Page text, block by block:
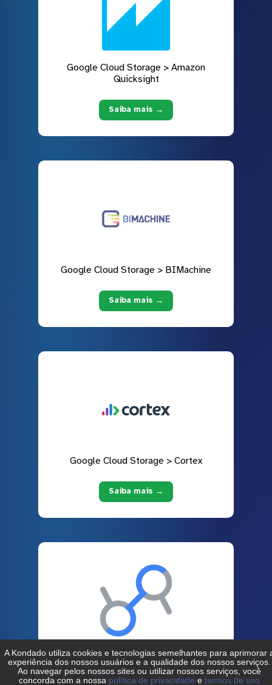
Google Cloud Storage > Amazon
Quicksight
Saiba mais →
Google Cloud Storage > BIMachine
Saiba mais →
Google Cloud Storage > Cortex
Saiba mais →
Google Cloud Storage > Data Studio
Saiba mais →